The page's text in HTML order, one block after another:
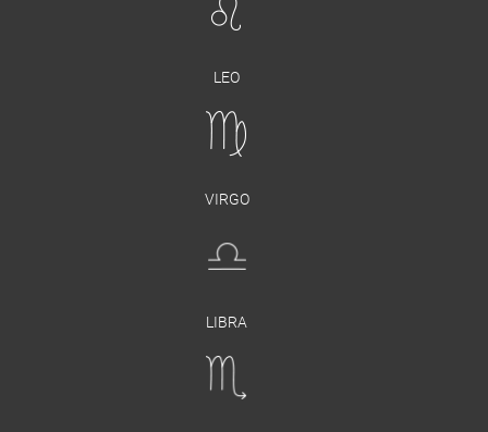
LEO
VIRGO
LIBRA